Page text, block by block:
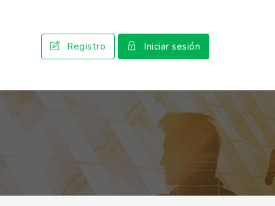
Registro Iniciar sesión